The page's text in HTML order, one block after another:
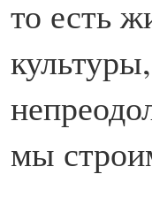
то есть
мы